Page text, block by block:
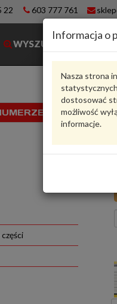
22 603 777 761
WYSZUKIWARKA
Informacja o
Nasza strona
dostosować
możliwość
informacje.
VIN